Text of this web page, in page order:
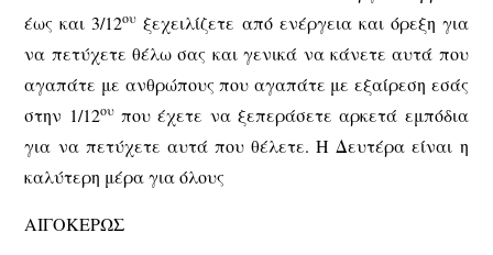
έως και 3/12ου ξεχειλίζετε από ενέργεια και όρεξη για
να πετύχετε θέλω σας και γενικά να κάνετε αυτά που
αγαπάτε με ανθρώπους που αγαπάτε με εξαίρεση εσάς
στην 1/12ουπου έχετε να ξεπεράσετε αρκετά εμπόδια
για να πετύχετε αυτά που θέλετε. Η Δευτέρα είναι η
καλύτερη μέρα για όλους
ΑΙΓΟΚΕΡΩΣ